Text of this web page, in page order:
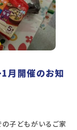
1月開催のお知
の子どもがいるご家